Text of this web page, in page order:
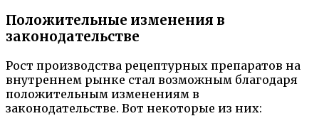
Положительные изменения в
законодательстве
Рост производства рецептурных препаратов на
внутреннем рынке стал возможным благодаря
положительным изменениям в
законодательстве. Вот некоторые из них: